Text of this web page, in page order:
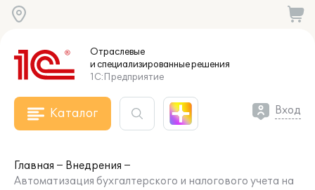
Отраслевые
и специализированныерешения
1С:Предприятие
Каталог Вход
Главная
Внедрения
Автоматизация бухгалтерского и налогового учета на